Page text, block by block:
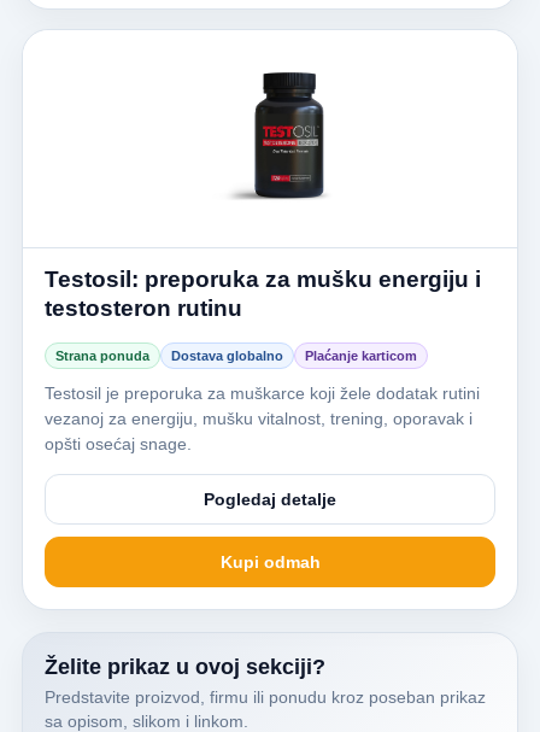
Testosil: preporuka za mušku energiju i
testosteron rutinu
Strana ponuda Dostava globalno Plaćanje karticom
Testosil je preporuka za muškarce koji žele dodatak rutini
vezanoj za energiju, mušku vitalnost, trening, oporavak i
opšti osećaj snage.
Pogledaj detalje
Kupi odmah
Želite prikaz u ovoj sekciji?
Predstavite proizvod, firmu ili ponudu kroz poseban prikaz
sa opisom, slikom i linkom.